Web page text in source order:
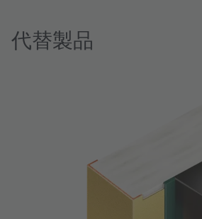
代替製品